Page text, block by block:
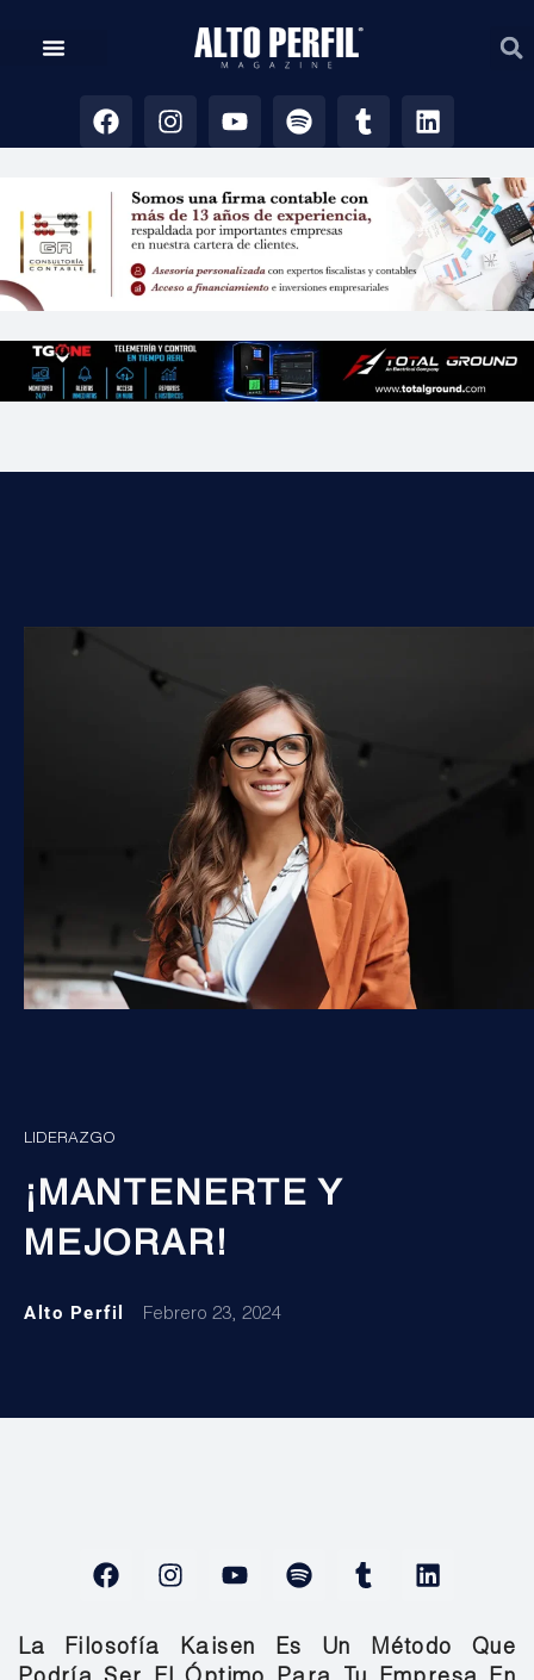
LIDERAZGO
¡MANTENERTE Y
MEJORAR!
Alto Perfil Febrero 23, 2024
La Filosofía Kaisen Es Un Método Que